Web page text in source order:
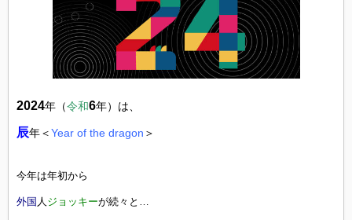
2024年（令和6年）は、
辰年＜Year of the dragon ＞
今年は年初から
外国 人 ジョッキーが続々と…